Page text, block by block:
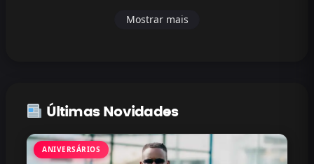
Mostrar mais
Últimas Novidades
ANIVERSÁRIOS